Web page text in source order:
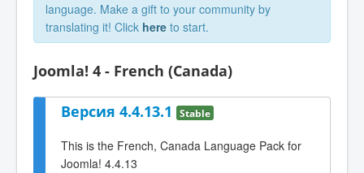
language. Make a gift to your community by
translating it! Click here to start.
Joomla! 4 - French (Canada)
Версия 4.4.13.1 Stable
This is the French, Canada Language Pack for
Joomla! 4.4.13